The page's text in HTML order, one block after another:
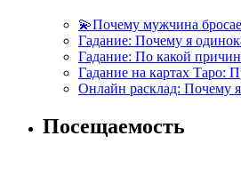
💫Почему мужчина
Гадание: Почему я
Гадание: По какой
Гадание на картах Таро:
Онлайн расклад: Почему
Посещаемость